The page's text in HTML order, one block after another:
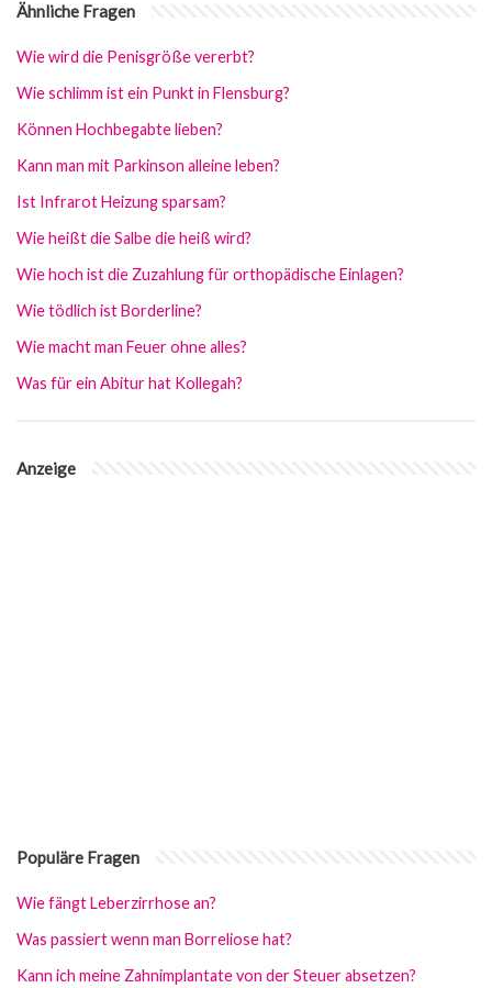
Ähnliche Fragen
Wie wird die Penisgröße vererbt?
Wie schlimm ist ein Punkt in Flensburg?
Können Hochbegabte lieben?
Kann man mit Parkinson alleine leben?
Ist Infrarot Heizung sparsam?
Wie heißt die Salbe die heiß wird?
Wie hoch ist die Zuzahlung für orthopädische Einlagen?
Wie tödlich ist Borderline?
Wie macht man Feuer ohne alles?
Was für ein Abitur hat Kollegah?
Anzeige
Populäre Fragen
Wie fängt Leberzirrhose an?
Was passiert wenn man Borreliose hat?
Kann ich meine Zahnimplantate von der Steuer absetzen?